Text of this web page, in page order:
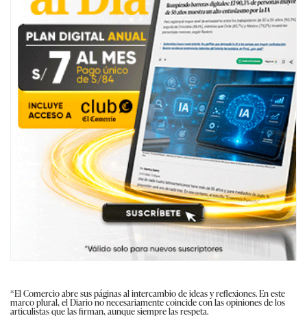
*El Comercio abre sus páginas al intercambio de ideas y reflexiones. En este
marco plural, el Diario no necesariamente coincide con las opiniones de los
articulistas que las firman, aunque siempre las respeta.